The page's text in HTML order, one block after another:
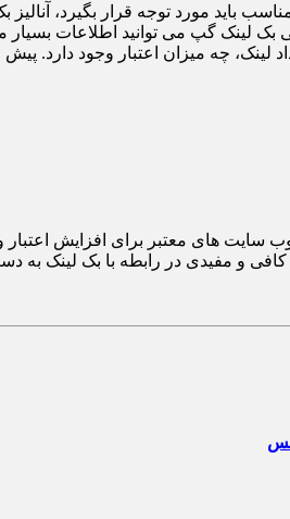
باید مورد توجه قرار بگیرد،
گپ می توانید اطلاعات بسیار
سایت های معتبر برای افزایش اعتبار و
و مفیدی در رابطه با بک لینک به